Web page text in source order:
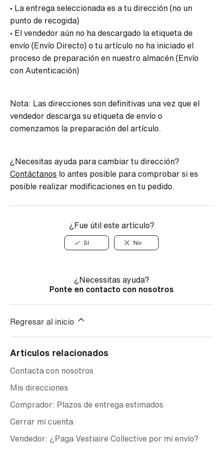
• La entrega seleccionada es a tu dirección (no un
punto de recogida)
• El vendedor aún no ha descargado la etiqueta de
envío (Envío Directo) o tu artículo no ha iniciado el
proceso de preparación en nuestro almacén (Envío
con Autenticación)
Nota: Las direcciones son definitivas una vez que el
vendedor descarga su etiqueta de envío o
comenzamos la preparación del artículo.
¿Necesitas ayuda para cambiar tu dirección?
Contáctanos lo antes posible para comprobar si es
posible realizar modificaciones en tu pedido.
¿Fue útil este artículo?
Sí No
¿Necessitas ayuda?
Ponte en contacto con nosotros
Regresar al inicio
Artículos relacionados
Contacta con nosotros
Mis direcciones
Comprador: Plazos de entrega estimados
Cerrar mi cuenta
Vendedor: ¿Paga Vestiaire Collective por mi envío?